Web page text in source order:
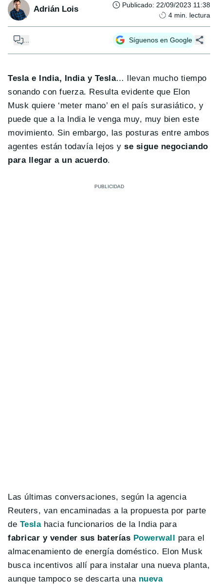
Adrián Lois Publicado: 22/09/2023 11:38
4 min. lectura
Síguenos en Google
Tesla e India, India y Tesla… llevan mucho tiempo
sonando con fuerza. Resulta evidente que Elon
Musk quiere ‘meter mano’ en el país surasiático, y
puede que a la India le venga muy, muy bien este
movimiento. Sin embargo, las posturas entre ambos
agentes están todavía lejos yse sigue negociando
para llegar a un acuerdo.
Las últimas conversaciones, según la agencia
Reuters, van encaminadas a la propuesta por parte
de Teslahacia funcionarios de la India para
fabricar y vender sus baterías Powerwall para el
almacenamiento de energía doméstico. Elon Musk
busca incentivos allí para instalar una nueva planta,
aunque tampoco se descarta una nueva